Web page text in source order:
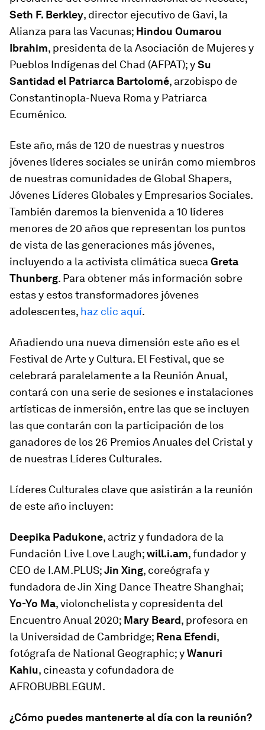
Seth F. Berkley, director ejecutivo de Gavi, la
Alianza para las Vacunas; Hindou Oumarou
Ibrahim, presidenta de la Asociación de Mujeres y
Pueblos Indígenas del Chad (AFPAT); ySu
Santidad el Patriarca Bartolomé, arzobispo de
Constantinopla-Nueva Roma y Patriarca
Ecuménico.
Este año, más de 120 de nuestras y nuestros
jóvenes líderes sociales se unirán como miembros
de nuestras comunidades de Global Shapers,
Jóvenes Líderes Globales y Empresarios Sociales.
También daremos la bienvenida a 10 líderes
menores de 20 años que representan los puntos
de vista de las generaciones más jóvenes,
incluyendo a la activista climática sueca Greta
Thunberg. Para obtener más información sobre
estas y estos transformadores jóvenes
adolescentes, haz clic aquí.
Añadiendo una nueva dimensión este año es el
Festival de Arte y Cultura. El Festival, que se
celebrará paralelamente a la Reunión Anual,
contará con una serie de sesiones e instalaciones
artísticas de inmersión, entre las que se incluyen
las que contarán con la participación de los
ganadores de los 26 Premios Anuales del Cristal y
de nuestras Líderes Culturales.
Líderes Culturales clave que asistirán a la reunión
de este año incluyen:
Deepika Padukone, actriz y fundadora de la
Fundación Live Love Laugh;will.i.am, fundador y
CEO de I.AM.PLUS;Jin Xing, coreógrafa y
fundadora de Jin Xing Dance Theatre Shanghai;
Yo-Yo Ma, violonchelista y copresidenta del
Encuentro Anual 2020; Mary Beard, profesora en
la Universidad de Cambridge; Rena Efendi,
fotógrafa de National Geographic; yWanuri
Kahiu, cineasta y cofundadora de
AFROBUBBLEGUM.
¿Cómo puedes mantenerte al día con la reunión?